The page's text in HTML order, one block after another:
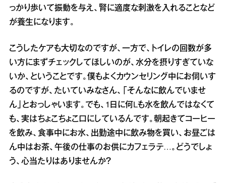
っかり歩いて振動を与え、腎に適度な刺激を入れることなど
が養生になります。
こうしたケアも大切なのですが、一方で、トイレの回数が多
い方にまずチェックしてほしいのが、水分を摂りすぎていな
いか、ということです。僕もよくカウンセリング中にお伺いす
るのですが、たいていみなさん、「そんなに飲んでいませ
ん」とおっしゃいます。でも、1日に何Lも水を飲んではなくて
も、実はちょこちょこ口にしているんです。朝起きてコーヒー
を飲み、食事中にお水、出勤途中に飲み物を買い、お昼ごは
ん中はお茶、午後の仕事のお供にカフェラテ…。どうでしょ
う、心当たりはありませんか？